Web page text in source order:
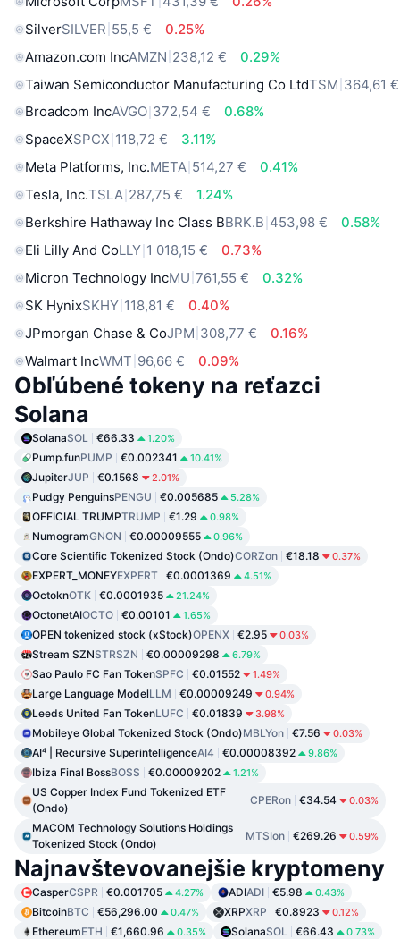
SilverSILVER 55,5 €
0.25%
Amazon.com IncAMZN 238,12 €
0.29%
Taiwan Semiconductor Manufacturing Co LtdTSM 364,61 €
Broadcom IncAVGO 372,54 €
0.68%
SpaceXSPCX 118,72 €
3.11%
Meta Platforms, Inc.META 514,27 €
0.41%
Tesla, Inc.TSLA 287,75 €
1.24%
Berkshire Hathaway Inc Class BBRK.B 453,98 €
0.58%
Eli Lilly And CoLLY 1 018,15 €
0.73%
Micron Technology IncMU 761,55 €
0.32%
SK HynixSKHY 118,81 €
0.40%
JPmorgan Chase & CoJPM 308,77 €
0.16%
Walmart IncWMT 96,66 € 0.09%
Obľúbené tokeny na reťazci
Solana
SolanaSOL €66.33 1.20%
Pump.funPUMP €0.002341 10.41%
JupiterJUP €0.1568 2.01%
Pudgy PenguinsPENGU €0.005685 5.28%
OFFICIAL TRUMPTRUMP €1.29 0.98%
NumogramGNON €0.00009555 0.96%
Core Scientific Tokenized Stock (Ondo)CORZon €18.18 0.37%
EXPERT_MONEYEXPERT €0.0001369 4.51%
OctoknOTK €0.0001935 21.24%
OctonetAIOCTO €0.00101 1.65%
OPEN tokenized stock (xStock)OPENX €2.95 0.03%
Stream SZNSTRSZN €0.00009298 6.79%
Sao Paulo FC Fan TokenSPFC €0.01552 1.49%
Large Language ModelLLM €0.00009249 0.94%
Leeds United Fan TokenLUFC €0.01839 3.98%
Mobileye Global Tokenized Stock (Ondo)MBLYon €7.56 0.03%
AI⁴ | Recursive SuperintelligenceAI4 €0.00008392 9.86%
Ibiza Final BossBOSS €0.00009202 1.21%
US Copper Index Fund Tokenized ETF
(Ondo)
CPERon €34.54 0.03%
MACOM Technology Solutions Holdings
Tokenized Stock (Ondo)
MTSIon €269.26 0.59%
Najnavštevovanejšie kryptomeny
CasperCSPR €0.001705 4.27% ADIADI €5.98 0.43%
BitcoinBTC €56,296.00 0.47% XRPXRP €0.8923 0.12%
EthereumETH €1,660.96 0.35% SolanaSOL €66.43 0.73%